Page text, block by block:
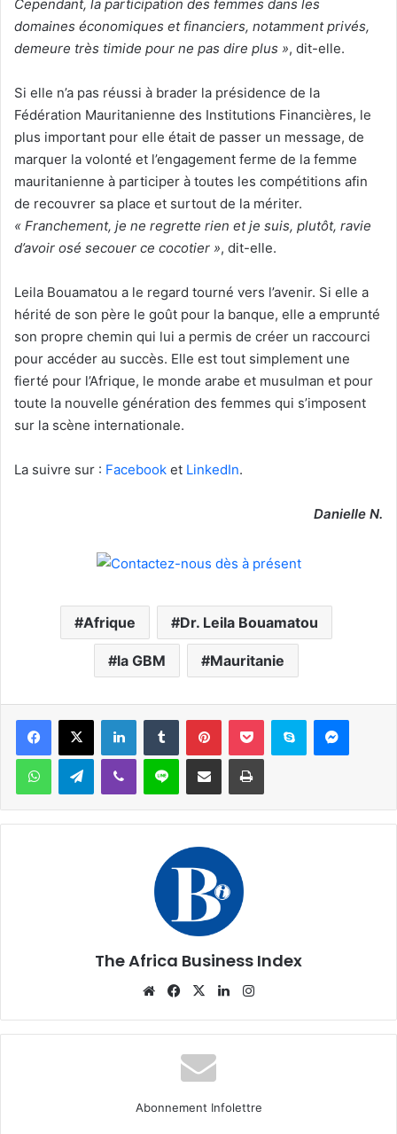
Cependant, la participation des femmes dans les
domaines économiques et financiers, notamment privés,
demeure très timide pour ne pas dire plus », dit-elle.
Si elle n’a pas réussi à brader la présidence de la
Fédération Mauritanienne des Institutions Financières, le
plus important pour elle était de passer un message, de
marquer la volonté et l’engagement ferme de la femme
mauritanienne à participer à toutes les compétitions afin
de recouvrer sa place et surtout de la mériter.
« Franchement, je ne regrette rien et je suis, plutôt, ravie
d’avoir osé secouer ce cocotier », dit-elle.
Leila Bouamatou a le regard tourné vers l’avenir. Si elle a
hérité de son père le goût pour la banque, elle a emprunté
son propre chemin qui lui a permis de créer un raccourci
pour accéder au succès. Elle est tout simplement une
fierté pour l’Afrique, le monde arabe et musulman et pour
toute la nouvelle génération des femmes qui s’imposent
sur la scène internationale.
La suivre sur : Facebook et LinkedIn.
Danielle N.
Afrique Dr. Leila Bouamatou
la GBM Mauritanie
Facebook
X LinkedinTumblr PinterestPocket Skype
WhatsAppTelegramViber Ligne Partager par email Imprimer
The Africa Business Index
WebsiteFacebook
X Linkedin
Abonnement Infolettre